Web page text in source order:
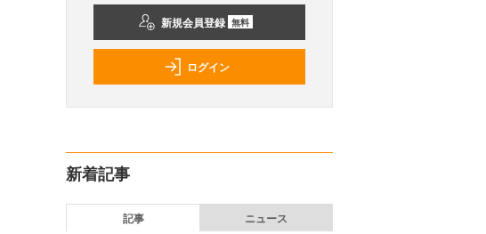
新規会員登録 無料
ログイン
新着記事
記事 ニュース